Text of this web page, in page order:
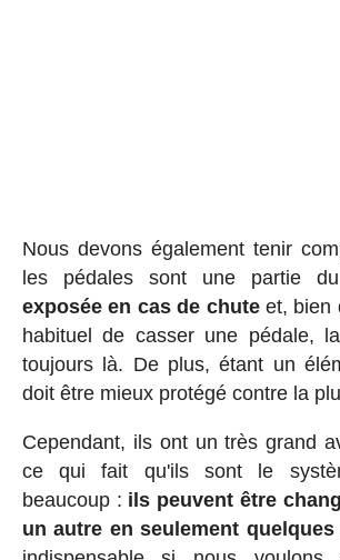
Nous devons également tenir
les pédales sont une partie
exposée en cas de chuteet, bien
habituel de casser une pédale,
toujours là. De plus, étant un
doit être mieux protégé contre la
Cependant, ils ont un très grand
ce qui fait qu'ils sont le
beaucoup : ils peuvent être
un autre en seulement